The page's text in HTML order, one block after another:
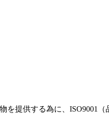
を提供する為に、ISO9001（